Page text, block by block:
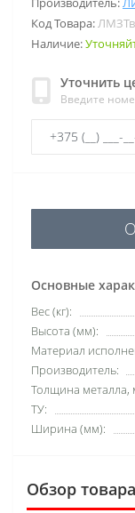
Код Товара:
Наличие:
Уточнить
Введите
Основные
Вес (кг):
Высота (мм):
Материал
Производитель:
Толщина металла,
ТУ:
Ширина (мм):
Обзор товара